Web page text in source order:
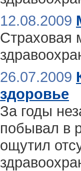
12.08.2009
Страховая
26.07.2009
здоровье
За годы
побывал в
ощутил